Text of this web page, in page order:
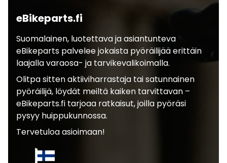
eBikeparts.fi
Suomalainen, luotettava ja asiantunteva
eBikeparts palvelee jokaista pyöräilijää erittäin
laajalla varaosa- ja tarvikevalikoimalla.
Olitpa sitten aktiiviharrastaja tai satunnainen
pyöräilijä, löydät meiltä kaiken tarvittavan –
eBikeparts.fi tarjoaa ratkaisut, joilla pyöräsi
pysyy huippukunnossa.
Tervetuloa asioimaan!